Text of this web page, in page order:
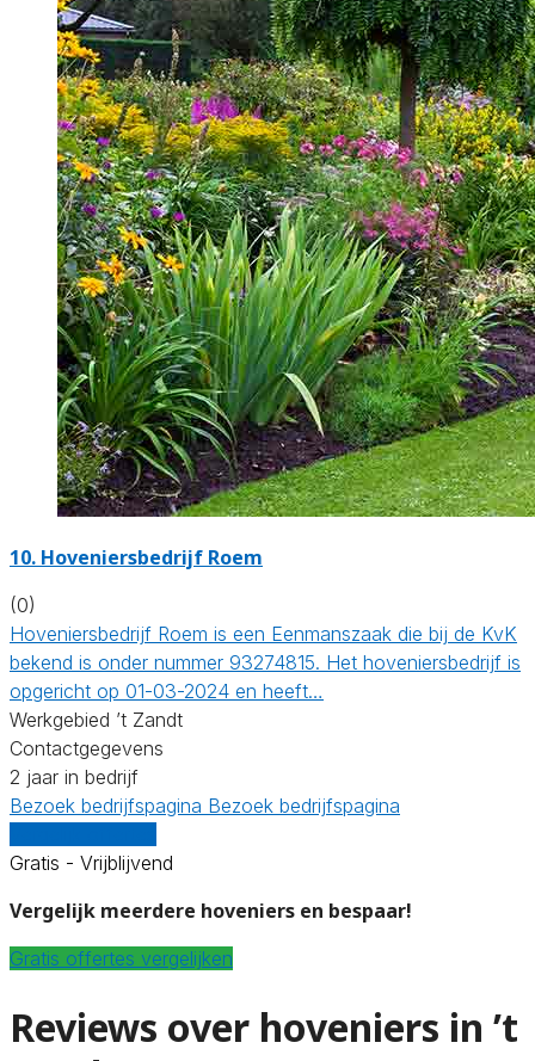
10. Hoveniersbedrijf Roem
(0)
Hoveniersbedrijf Roem is een Eenmanszaak die bij de KvK
bekend is onder nummer 93274815. Het hoveniersbedrijf is
opgericht op 01-03-2024 en heeft…
Werkgebied ’t Zandt
Contactgegevens
2 jaar in bedrijf
Bezoek bedrijfspagina Bezoek bedrijfspagina
Gratis - Vrijblijvend
Vergelijk meerdere hoveniers en bespaar!
Gratis offertes vergelijken
Reviews over hoveniers in ’t